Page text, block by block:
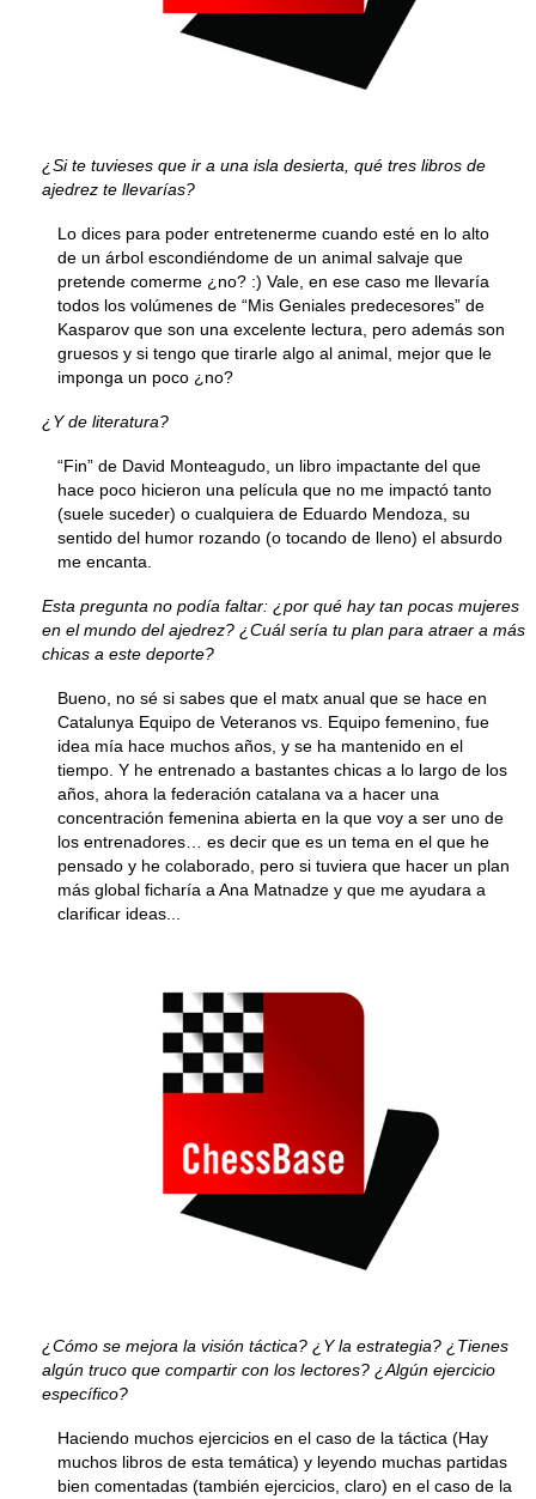
¿Si te tuvieses que ir a una isla desierta, qué tres libros de
ajedrez te llevarías?
Lo dices para poder entretenerme cuando esté en lo alto
de un árbol escondiéndome de un animal salvaje que
pretende comerme ¿no? :) Vale, en ese caso me llevaría
todos los volúmenes de “Mis Geniales predecesores” de
Kasparov que son una excelente lectura, pero además son
gruesos y si tengo que tirarle algo al animal, mejor que le
imponga un poco ¿no?
¿Y de literatura?
“Fin” de David Monteagudo, un libro impactante del que
hace poco hicieron una película que no me impactó tanto
(suele suceder) o cualquiera de Eduardo Mendoza, su
sentido del humor rozando (o tocando de lleno) el absurdo
me encanta.
Esta pregunta no podía faltar: ¿por qué hay tan pocas mujeres
en el mundo del ajedrez? ¿Cuál sería tu plan para atraer a más
chicas a este deporte?
Bueno, no sé si sabes que el matx anual que se hace en
Catalunya Equipo de Veteranos vs. Equipo femenino, fue
idea mía hace muchos años, y se ha mantenido en el
tiempo. Y he entrenado a bastantes chicas a lo largo de los
años, ahora la federación catalana va a hacer una
concentración femenina abierta en la que voy a ser uno de
los entrenadores… es decir que es un tema en el que he
pensado y he colaborado, pero si tuviera que hacer un plan
más global ficharía a Ana Matnadze y que me ayudara a
clarificar ideas...
¿Cómo se mejora la visión táctica? ¿Y la estrategia? ¿Tienes
algún truco que compartir con los lectores? ¿Algún ejercicio
específico?
Haciendo muchos ejercicios en el caso de la táctica (Hay
muchos libros de esta temática) y leyendo muchas partidas
bien comentadas (también ejercicios, claro) en el caso de la